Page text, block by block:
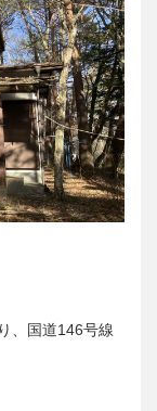
、国道146号線